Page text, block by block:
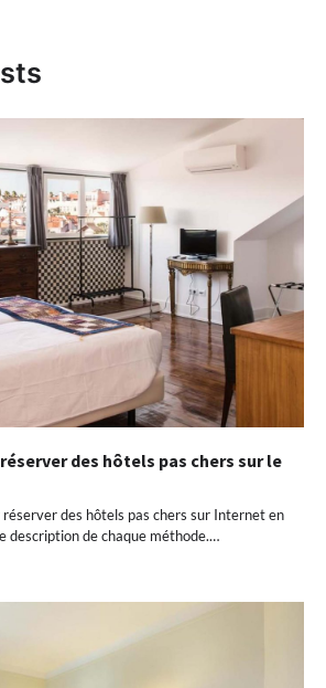
des hôtels pas chers sur le
des hôtels pas chers sur Internet en
description de chaque méthode.…